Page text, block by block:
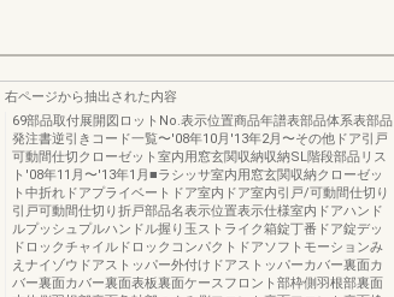
右ページから抽出された内容
69部品取付展開図ロットNo.表示位置商品年譜表部品体系表部品
発注書逆引きコード一覧〜'08年10月'13年2月〜その他ドア引戸
可動間仕切クローゼット室内用窓玄関収納収納SL階段部品リス
ト'08年11月〜'13年1月■ラシッサ室内用窓玄関収納クローゼッ
ト中折れドアプライベートドア室内ドア室内引戸/可動間仕切り
引戸可動間仕切り折戸部品名表示位置表示仕様室内ドアハンド
ルプッシュプルハンドル握り玉ストライク箱錠丁番ドア錠デッ
ドロックチャイルドロックコンパクトドアソフトモーションみ
えナイゾウドアストッパー外付けドアストッパーカバー裏面カ
バー裏面カバー裏面表板裏面ケースフロント部枠側羽根部裏面